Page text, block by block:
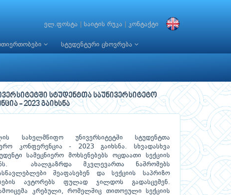
ელ.ფოსტა საიტის რუკა კონტაქტი
სტუდენტური ცხოვრება
სტუდენტთა საუნივერსიტეტო
- 2023 გაიხსნა
სახელმწიფო უნივერსიტეტში სტუდენტთა
კონფერენცია - 2023 გაიხსნა. სხვადასხვა
სამეცნიერო მოხსენებებს ოცდაათი სექციის
ახალგაზრდა მკვლევართა ნაშრომებს
შეაფასებენ და სექციის საპრიზო
ავტორებს ფულად ჯილდოს გადასცემენ.
კრებული, რომელშიც თითოეული სექციის